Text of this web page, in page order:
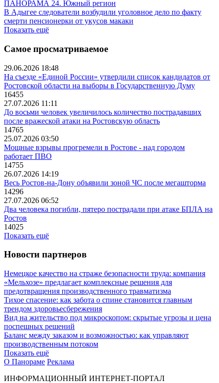
ПАНОРАМА 24. Южный регион
В Адыгее следователи возбудили уголовное дело по факту
смерти пенсионерки от укусов макаки
Показать ещё
Самое просматриваемое
29.06.2026 18:48
На съезде «Единой России» утвердили список кандидатов от
Ростовской области на выборы в Государственную Думу
16455
27.07.2026 11:11
До восьми человек увеличилось количество пострадавших
после вражеской атаки на Ростовскую область
14765
25.07.2026 03:50
Мощные взрывы прогремели в Ростове - над городом
работает ПВО
14755
26.07.2026 14:19
Весь Ростов-на-Дону объявили зоной ЧС после мегашторма
14296
27.07.2026 06:52
Два человека погибли, пятеро пострадали при атаке БПЛА на
Ростов
14025
Показать ещё
Новости партнеров
Немецкое качество на страже безопасности труда: компания
«Мельхозе» предлагает комплексные решения для
предотвращения производственного травматизма
Тихое спасение: как забота о спине становится главным
трендом здоровьесбережения
Вид на жительство под микроскопом: скрытые угрозы и цена
поспешных решений
Баланс между заказом и возможностью: как управляют
производственным потоком
Показать ещё
О Панораме Реклама
ИНФОРМАЦИОННЫЙ ИНТЕРНЕТ-ПОРТАЛ